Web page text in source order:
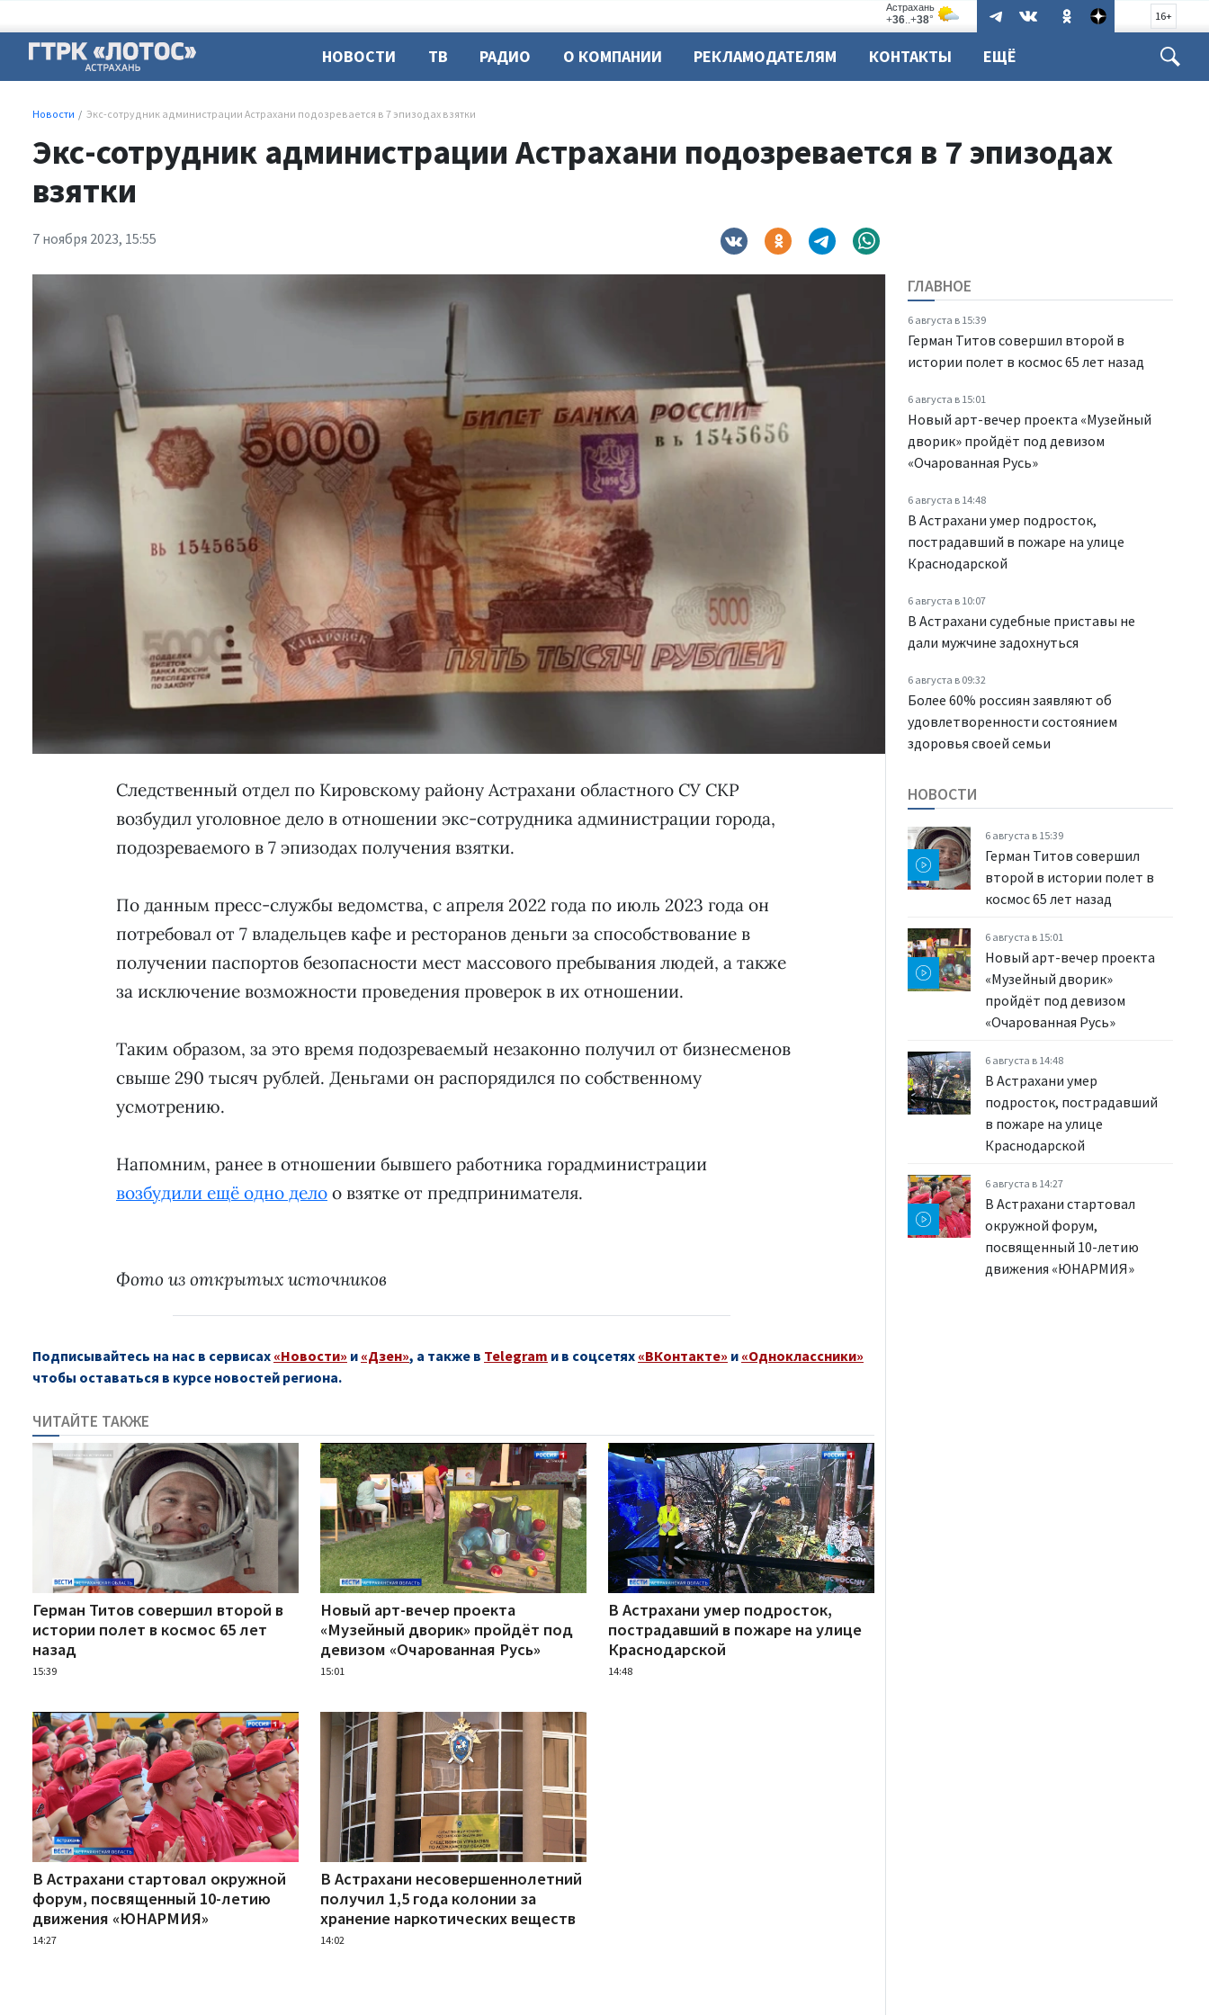
16+
НОВОСТИ ТВ РАДИО О КОМПАНИИ РЕКЛАМОДАТЕЛЯМ КОНТАКТЫ ЕЩЁ
Новости Экс-сотрудник администрации Астрахани подозревается в 7 эпизодах взятки
Экс-сотрудник администрации Астрахани подозревается в 7 эпизодах
взятки
7 ноября 2023, 15:55
ГЛАВНОЕ
6 августа в 15:39
Герман Титов совершил второй в
истории полет в космос 65 лет назад
6 августа в 15:01
Новый арт-вечер проекта «Музейный
дворик» пройдёт под девизом
«Очарованная Русь»
6 августа в 14:48
В Астрахани умер подросток,
пострадавший в пожаре на улице
Краснодарской
6 августа в 10:07
В Астрахани судебные приставы не
дали мужчине задохнуться
6 августа в 09:32
Более 60% россиян заявляют об
удовлетворенности состоянием
здоровья своей семьи
Следственный отдел по Кировскому району Астрахани областного СУ СКР
возбудил уголовное дело в отношении экс-сотрудника администрации города,
подозреваемого в 7 эпизодах получения взятки.
По данным пресс-службы ведомства, с апреля 2022 года по июль 2023 года он
потребовал от 7 владельцев кафе и ресторанов деньги за способствование в
получении паспортов безопасности мест массового пребывания людей, а также
за исключение возможности проведения проверок в их отношении.
Таким образом, за это время подозреваемый незаконно получил от бизнесменов
свыше 290 тысяч рублей. Деньгами он распорядился по собственному
усмотрению.
Напомним, ранее в отношении бывшего работника горадминистрации
возбудили ещё одно дело о взятке от предпринимателя.
Фото из открытых источников
Подписывайтесь на нас в сервисах «Новости» и «Дзен», а также в Telegram и в соцсетях «ВКонтакте» и «Одноклассники»
чтобы оставаться в курсе новостей региона.
ЧИТАЙТЕ ТАКЖЕ
Герман Титов совершил второй в
истории полет в космос 65 лет
назад
15:39
Новый арт-вечер проекта
«Музейный дворик» пройдёт под
девизом «Очарованная Русь»
15:01
В Астрахани умер подросток,
пострадавший в пожаре на улице
Краснодарской
14:48
В Астрахани стартовал окружной
форум, посвященный 10-летию
движения «ЮНАРМИЯ»
14:27
В Астрахани несовершеннолетний
получил 1,5 года колонии за
хранение наркотических веществ
14:02
НОВОСТИ
6 августа в 15:39
Герман Титов совершил
второй в истории полет в
космос 65 лет назад
6 августа в 15:01
Новый арт-вечер проекта
«Музейный дворик»
пройдёт под девизом
«Очарованная Русь»
6 августа в 14:48
В Астрахани умер
подросток, пострадавший
в пожаре на улице
Краснодарской
6 августа в 14:27
В Астрахани стартовал
окружной форум,
посвященный 10-летию
движения «ЮНАРМИЯ»